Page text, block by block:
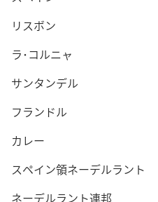
リスボン
ラ･コルニャ
サンタンデル
フランドル
カレー
スペイン領ネーデルラント
ネーデルラント連邦